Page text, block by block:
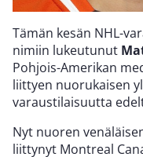
Tämän kesän NHL-
nimiin lukeutunut
Pohjois-Amerikan
liittyen nuorukaisen
varaustilaisuutta
Nyt nuoren
liittynyt Montreal